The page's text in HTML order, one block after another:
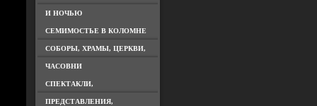
И НОЧЬЮ
СЕМИМОСТЬЕ В КОЛОМНЕ
СОБОРЫ, ХРАМЫ, ЦЕРКВИ,
ЧАСОВНИ
СПЕКТАКЛИ,
ПРЕДСТАВЛЕНИЯ,